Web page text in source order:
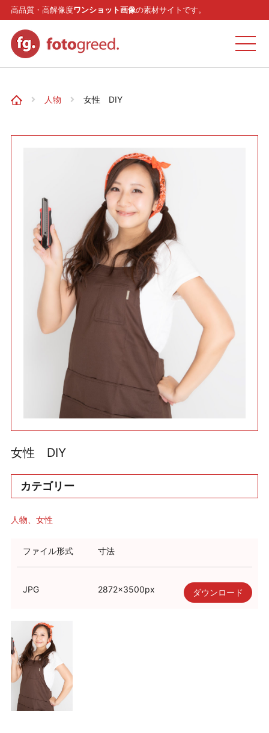
高品質・高解像度ワンショット画像の素材サイトです。
リクエスト
お問い合わせ
人物 女性 DIY
女性 DIY
カテゴリー
人物 女性
ファイル形式 寸法
JPG 2872×3500px ダウンロード